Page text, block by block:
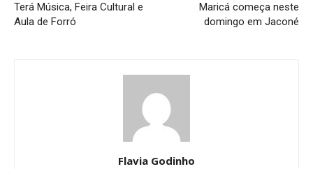
Terá Música, Feira Cultural e
Aula de Forró
Maricá começa neste
domingo em Jaconé
Flavia Godinho